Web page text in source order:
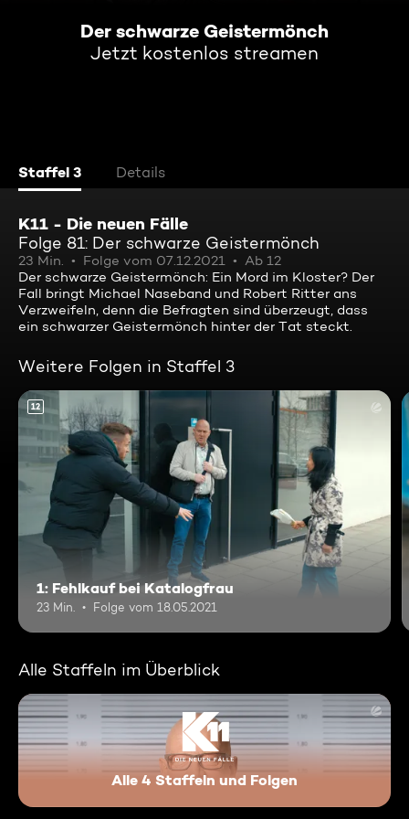
Der schwarze Geistermönch
Jetzt kostenlos streamen
Staffel 3 Details
K11 - Die neuen Fälle
Folge 81: Der schwarze Geistermönch
23 Min. Folge vom 07.12.2021
Ab 12
Der schwarze Geistermönch: Ein Mord im Kloster? Der
Fall bringt Michael Naseband und Robert Ritter ans
Verzweifeln, denn die Befragten sind überzeugt, dass
ein schwarzer Geistermönch hinter der Tat steckt.
Weitere Folgen in Staffel 3
12
1: Fehlkauf bei Katalogfrau
23 Min. Folge vom 18.05.2021
Alle Staffeln im Überblick
Alle 4 Staffeln und Folgen